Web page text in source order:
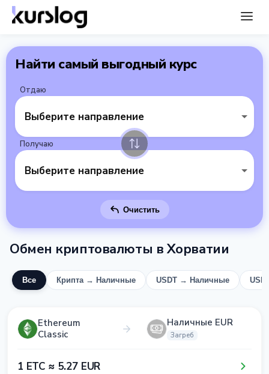
Найти самый выгодный курс
Отдаю
Выберите направление
Получаю
Выберите направление
Очистить
Обмен криптовалюты в Хорватии
Все Крипта → Наличные USDT → Наличные
Ethereum
Classic
Наличные EUR
Загреб
1​ ETC ≈ 5​.2​7​ EUR